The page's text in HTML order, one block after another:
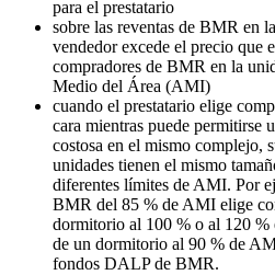
para el prestatario
sobre las reventas de BMR en
vendedor excede el precio que
compradores de BMR en la
Medio del Área (AMI)
cuando el prestatario elige
cara mientras puede permitirse
costosa en el mismo complejo,
unidades tienen el mismo
diferentes límites de AMI. Por
BMR del 85 % de AMI elige
dormitorio al 100 % o al 120
de un dormitorio al 90 % de
fondos DALP de BMR.